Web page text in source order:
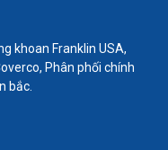
ý khi sử
hoá chất
chất Prominent,
khoan Franklin USA,
Phân phối chính
bắc.